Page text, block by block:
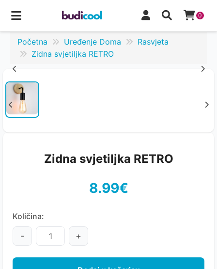
0
Početna Uređenje Doma
Rasvjeta
Zidna svjetiljka RETRO
Zidna svjetiljka RETRO
8.99€
Količina:
- +